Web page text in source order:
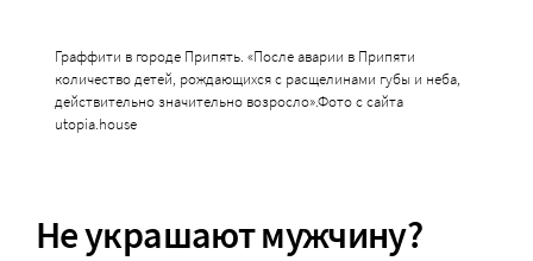
Граффити в городе Припять. «После аварии в Припяти
количество детей, рождающихся с расщелинами губы и неба,
действительно значительно возросло».Фото с сайта
utopia.house
Не украшают мужчину?